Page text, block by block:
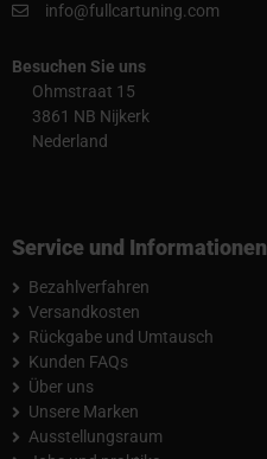
info@fullcartuning.com
Besuchen Sie uns
Ohmstraat 15
3861 NB Nijkerk
Nederland
Service und Informationen
Bezahlverfahren
Versandkosten
Rückgabe und Umtausch
Kunden FAQs
Über uns
Unsere Marken
Ausstellungsraum